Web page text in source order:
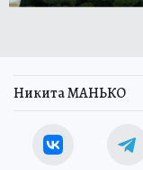
Никита МАНЬКО